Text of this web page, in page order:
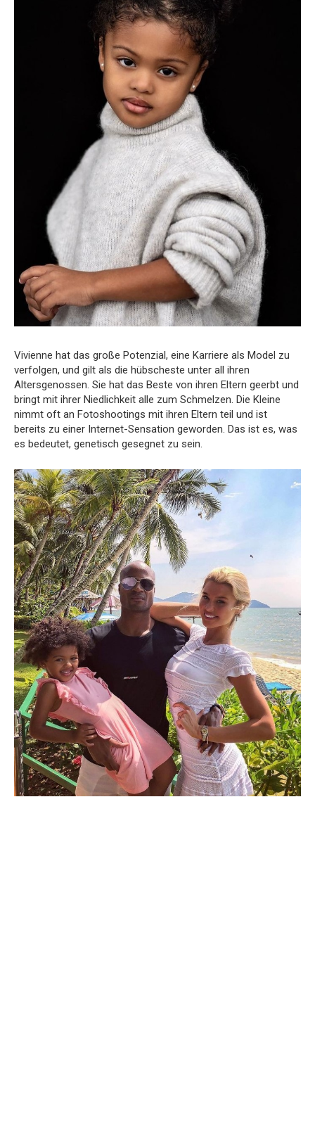
Vivienne hat das große Potenzial, eine Karriere als Model zu
verfolgen, und gilt als die hübscheste unter all ihren
Altersgenossen. Sie hat das Beste von ihren Eltern geerbt und
bringt mit ihrer Niedlichkeit alle zum Schmelzen. Die Kleine
nimmt oft an Fotoshootings mit ihren Eltern teil und ist
bereits zu einer Internet-Sensation geworden. Das ist es, was
es bedeutet, genetisch gesegnet zu sein.